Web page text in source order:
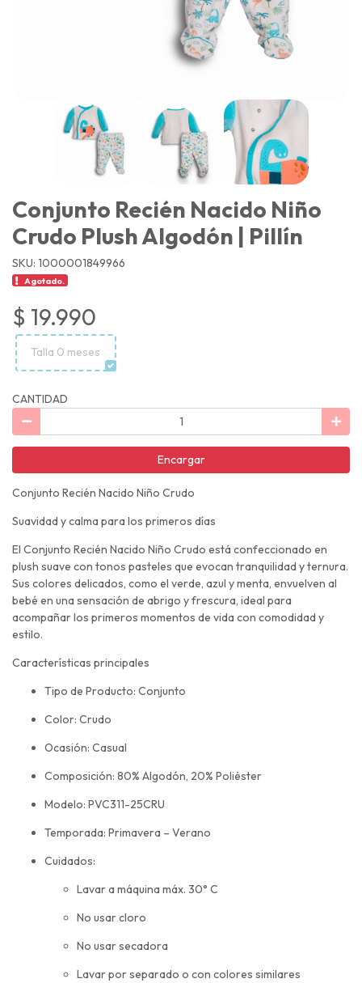
Conjunto Recién Nacido Niño
Crudo Plush Algodón | Pillín
SKU: 1000001849966
Agotado.
$ 19.990
Talla 0 meses
CANTIDAD
Encargar
Conjunto Recién Nacido Niño Crudo
Suavidad y calma para los primeros días
El Conjunto Recién Nacido Niño Crudo está confeccionado en
plush suave con tonos pasteles que evocan tranquilidad y ternura.
Sus colores delicados, como el verde, azul y menta, envuelven al
bebé en una sensación de abrigo y frescura, ideal para
acompañar los primeros momentos de vida con comodidad y
estilo.
Características principales
Tipo de Producto: Conjunto
Color: Crudo
Ocasión: Casual
Composición: 80% Algodón, 20% Poliéster
Modelo: PVC311-25CRU
Temporada: Primavera – Verano
Cuidados:
Lavar a máquina máx. 30° C
No usar cloro
No usar secadora
Lavar por separado o con colores similares